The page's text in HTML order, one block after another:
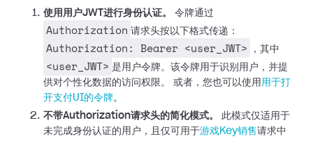
使用用户JWT进行身份认证。 令牌通过
Authorization 请求头按以下格式传递：
Authorization: Bearer <user_JWT> ，其中
<user_JWT> 是用户令牌。该令牌用于识别用户，并提
供对个性化数据的访问权限。
或者，您也可以使用 用于打
开支付UI的令牌。
不带Authorization请求头的简化模式。
此模式仅适用于
未完成身份认证的用户，且仅可用于游戏Key销售请求中